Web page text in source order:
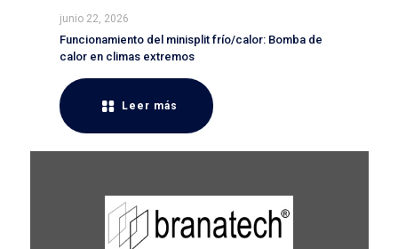
junio 22, 2026
Funcionamiento del minisplit frío/calor: Bomba de
calor en climas extremos
Leer más